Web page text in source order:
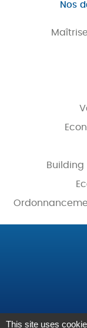
Nos
This site uses